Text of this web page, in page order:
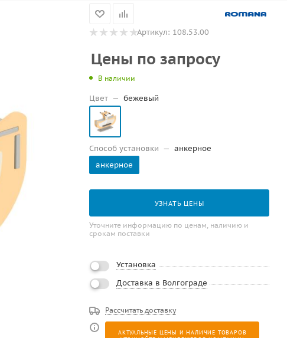
Артикул: 108.53.00
Цены по запросу
В наличии
Цвет — бежевый
Способ установки — анкерное
анкерное
УЗНАТЬ ЦЕНЫ
Уточните информацию по ценам, наличию и
срокам поставки
Установка
Доставка в Волгограде
Рассчитать доставку
АКТУАЛЬНЫЕ ЦЕНЫ И НАЛИЧИЕ ТОВАРОВ